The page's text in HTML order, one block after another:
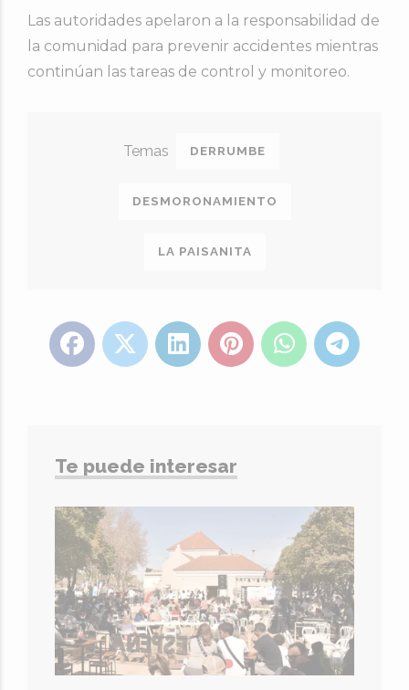
Las autoridades apelaron a la responsabilidad de
la comunidad para prevenir accidentes mientras
continúan las tareas de control y monitoreo.
DERRUMBE
DESMORONAMIENTO
LA PAISANITA
Te puede interesar